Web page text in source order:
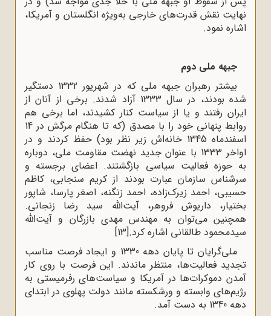
نهایت نقش قدرت‌های خارجی به‌ویژه انگلستان و آمریکا،
اشاره نمود.
جبهه ملی دوم
بیشتر رهبران جبهه ملی که در شهریور 1332 دستگیر
شده بودند، در سال 1333 آزاد شدند. برخی از آنان از
ایران رفتند و یا از سیاست کنار کشیدند، اما برخی هم
روابط پنهانی خود را با مصدق (که تا هنگام مرگش در 14
اسفندماه 1345 خانه‌اش زیر نظر بود) حفظ کردند و در
اواخر 1333 با عنوان جدید نهضت مقاومت ملی، دوباره
به حوزه فعالیت سیاسی بازگشتند. اعضای برجسته و
سرشناس سازمان عبارت بودند از کریم سنجابی، کاظم
حسیبی، احمد زیرک‌زاده، احمد زنگنه، اصغر پارسا، شاپور
بختیار، داریوش فروهر، آیت‌الله سید رضا زنجانی.
همچنین می‌توان به مهندس مهدی بازرگان و آیت‌الله
سیدمحمود طالقانی اشاره کرد.[13]
ملى‌گرایان تا پایان دهه 1330 و ایجاد فرصت مناسب
تجدید فعالیت‌ها، منتظر ماندند. این فرصت با روى کار
آمدن دموکرات‌ها در آمریکا و سیاست‌هاى رفرمیستى به
رژیم‌هاى وابسته و ورشکسته مانند دولت پهلوى در ابتداى
دهه 1340 به دست آمد.